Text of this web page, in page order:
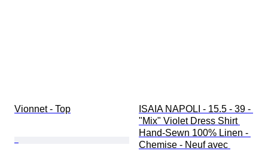
Vionnet - Top
ISAIA NAPOLI - 15.5 - 39 -
"Mix" Violet Dress Shirt
Hand-Sewn 100% Linen -
Chemise - Neuf avec